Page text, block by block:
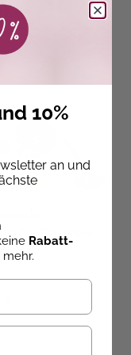
des Zeichnens
- Gesichter
Lieferbar
10%
an und
Rabatt-
mehr.